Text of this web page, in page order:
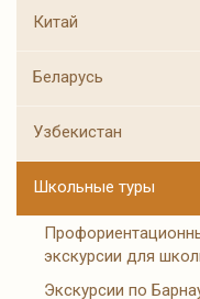
Китай
Беларусь
Узбекистан
Школьные туры
экскурсии для
Экскурсии по